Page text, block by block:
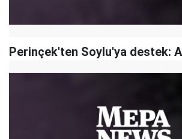
Perinçek'ten Soylu'ya destek: